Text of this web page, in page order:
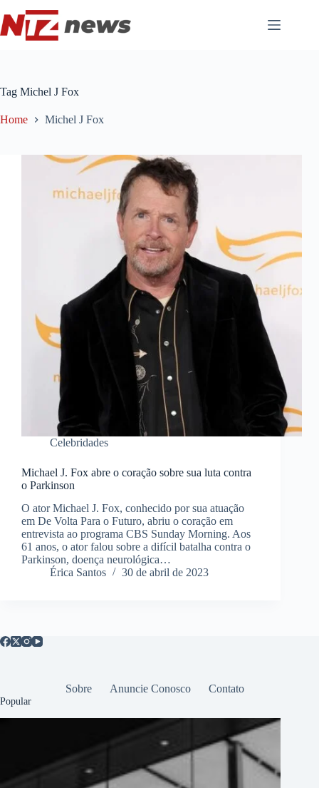
para
o
conteúdo
Tag Michel J Fox
Home Michel J Fox
Celebridades
Michael J. Fox abre o coração sobre sua luta contra
o Parkinson
O ator Michael J. Fox, conhecido por sua atuação
em De Volta Para o Futuro, abriu o coração em
entrevista ao programa CBS Sunday Morning. Aos
61 anos, o ator falou sobre a difícil batalha contra o
Parkinson, doença neurológica…
Érica Santos
30 de abril de 2023
Sobre Anuncie Conosco Contato
Popular